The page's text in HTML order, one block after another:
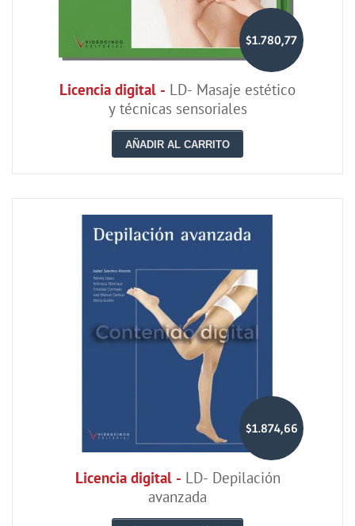
$1.780,77
Licencia digital - LD- Masaje estético
y técnicas sensoriales
AÑADIR AL CARRITO
$1.874,66
Licencia digital - LD- Depilación
avanzada